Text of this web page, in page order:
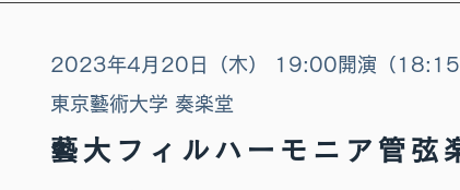
​2023年4月20日（木） 19:00開演（18:15
東京藝術大学 奏楽堂
藝大フィルハーモニア管弦